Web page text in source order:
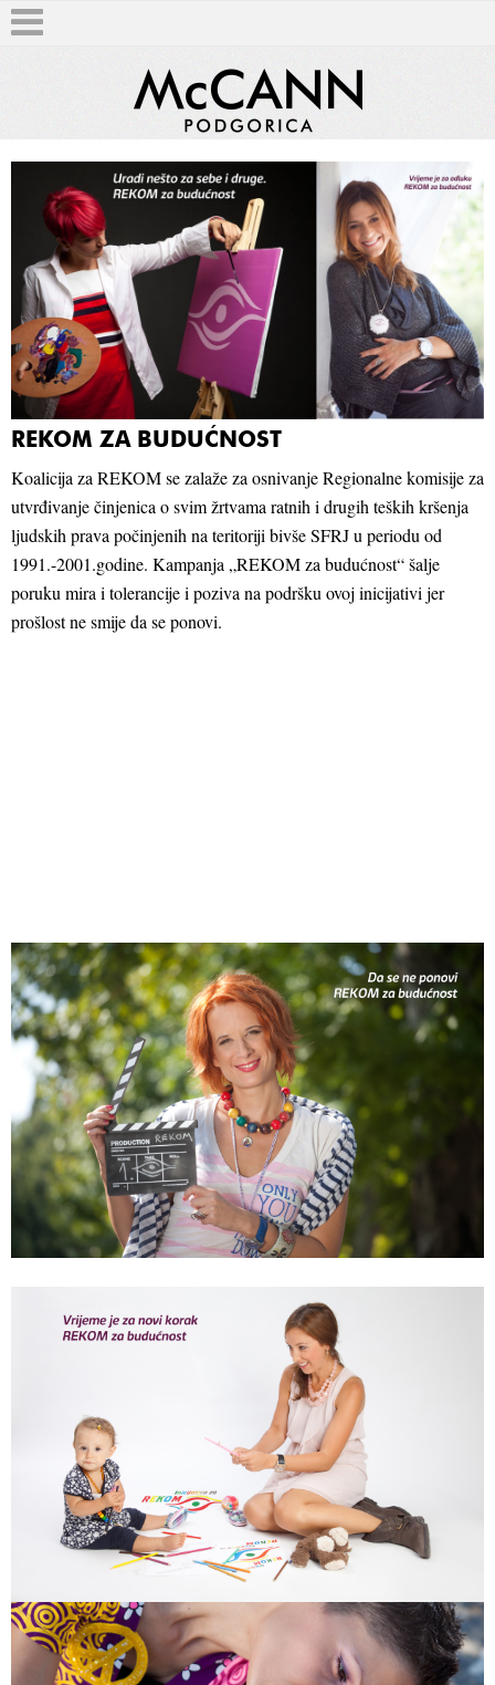
REKOM ZA BUDUĆNOST
Koalicija za REKOM se zalaže za osnivanje Regionalne komisije za
utvrđivanje činjenica o svim žrtvama ratnih i drugih teških kršenja
ljudskih prava počinjenih na teritoriji bivše SFRJ u periodu od
1991.-2001.godine. Kampanja „REKOM za budućnost“ šalje
poruku mira i tolerancije i poziva na podršku ovoj inicijativi jer
prošlost ne smije da se ponovi.